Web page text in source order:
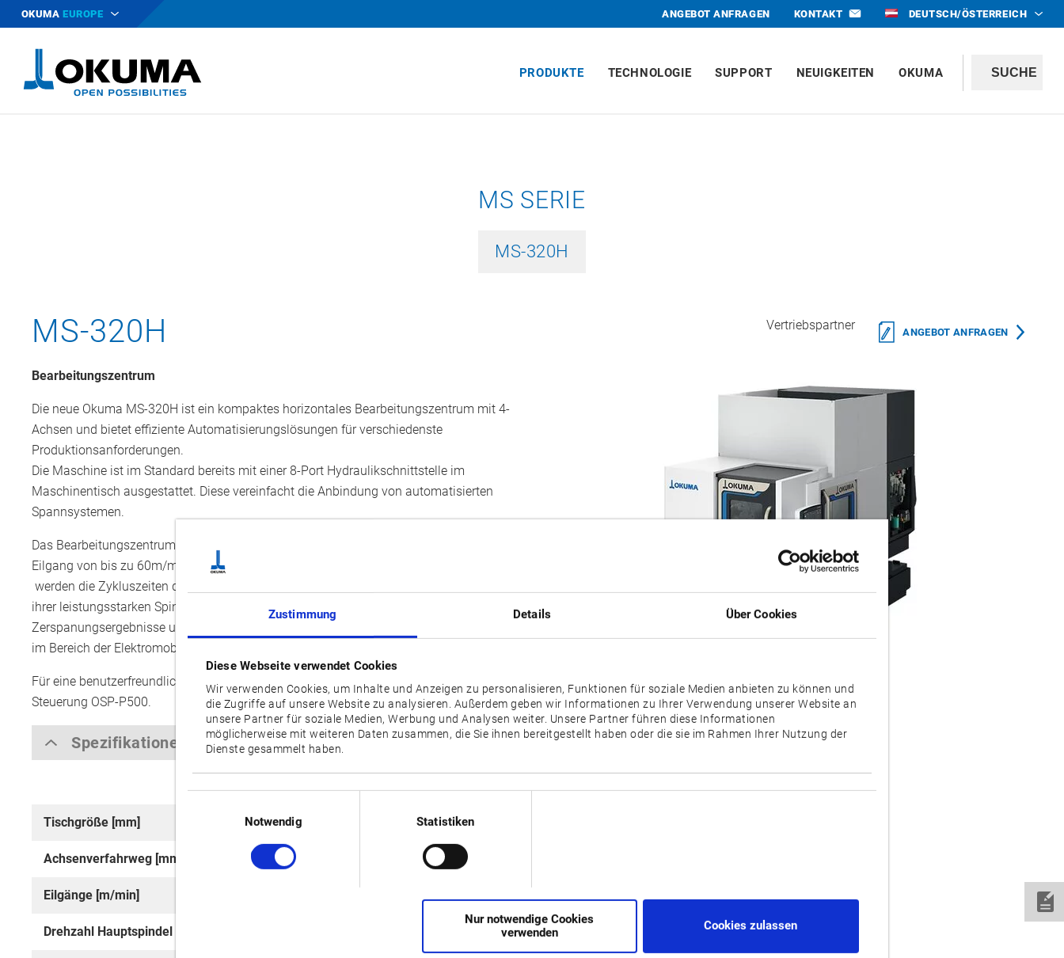
Zustimmung Details Über Cookies
Diese Webseite verwendet Cookies
Wir verwenden Cookies, um Inhalte und Anzeigen zu personalisieren, Funktionen für soziale Medien anbieten zu können und
die Zugriffe auf unsere Website zu analysieren. Außerdem geben wir Informationen zu Ihrer Verwendung unserer Website an
unsere Partner für soziale Medien, Werbung und Analysen weiter. Unsere Partner führen diese Informationen
möglicherweise mit weiteren Daten zusammen, die Sie ihnen bereitgestellt haben oder die sie im Rahmen Ihrer Nutzung der
Dienste gesammelt haben.
Notwendig
Statistiken
Nur notwendige Cookies
verwenden
Cookies zulassen
OKUMA EUROPE ANGEBOT ANFRAGEN KONTAKT DEUTSCH/ÖSTERREICH
PRODUKTE TECHNOLOGIE SUPPORT NEUIGKEITEN OKUMA
MS SERIE
MS-320H
MS-320H Vertriebspartner ANGEBOT ANFRAGEN
Bearbeitungszentrum
Die neue Okuma MS-320H ist ein kompaktes horizontales Bearbeitungszentrum mit 4-
Achsen und bietet effiziente Automatisierungslösungen für verschiedenste
Produktionsanforderungen.
Die Maschine ist im Standard bereits mit einer 8-Port Hydraulikschnittstelle im
Maschinentisch ausgestattet. Diese vereinfacht die Anbindung von automatisierten
Spannsystemen.
Das Bearbeitungszentrum wurde für die Hochgeschwindigkeitsbearbeitung mit einem
Eilgang von bis zu 60m/min konstruiert. Mit einer Achsbeschleunigung von bis zu 1G
werden die Zykluszeiten deutlich reduziert und die Gesamtproduktivität gesteigert. Mit
ihrer leistungsstarken Spindel erzielt die MS-320H hervorragende
Zerspanungsergebnisse und eignet sich ideal für eine Vielzahl von Anwendungen, z. B.
im Bereich der Elektromobilität und in der Halbleiterfertigung.
Für eine benutzerfreundliche Bedienung und Programmierung sorgt die CNC-
Steuerung OSP-P500.
Spezifikationen
Tischgröße [mm] Ø 320
Achsenverfahrweg [mm] X: 250 / Y: 250 / Z: 570
Eilgänge [m/min]
Drehzahl Hauptspindel [min-1]